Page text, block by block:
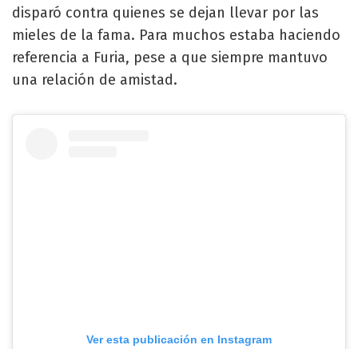
disparó contra quienes se dejan llevar por las
mieles de la fama. Para muchos estaba haciendo
referencia a Furia, pese a que siempre mantuvo
una relación de amistad.
Ver esta publicación en Instagram